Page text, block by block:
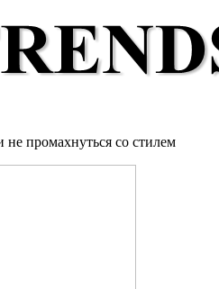
промахнуться со стилем